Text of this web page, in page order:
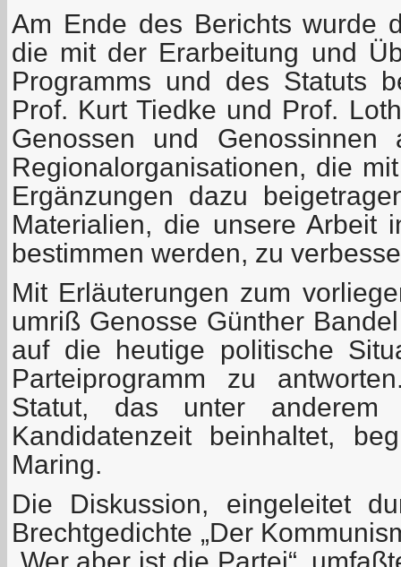
Am Ende des Berichts wurde
die mit der Erarbeitung und
Programms und des Statuts
Prof. Kurt Tiedke und Prof.
Genossen und
Regionalorganisationen, die
Ergänzungen dazu
Materialien, die unsere Arbeit
bestimmen werden, zu
Mit Erläuterungen zum
umriß Genosse Günther
auf die heutige politische
Parteiprogramm zu
Statut, das unter anderem
Kandidatenzeit beinhaltet,
Maring.
Die Diskussion, eingeleitet
Brechtgedichte „Der
„Wer aber ist die Partei“,